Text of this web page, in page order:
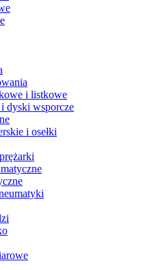
i listkowe
dyski wsporcze
i osełki